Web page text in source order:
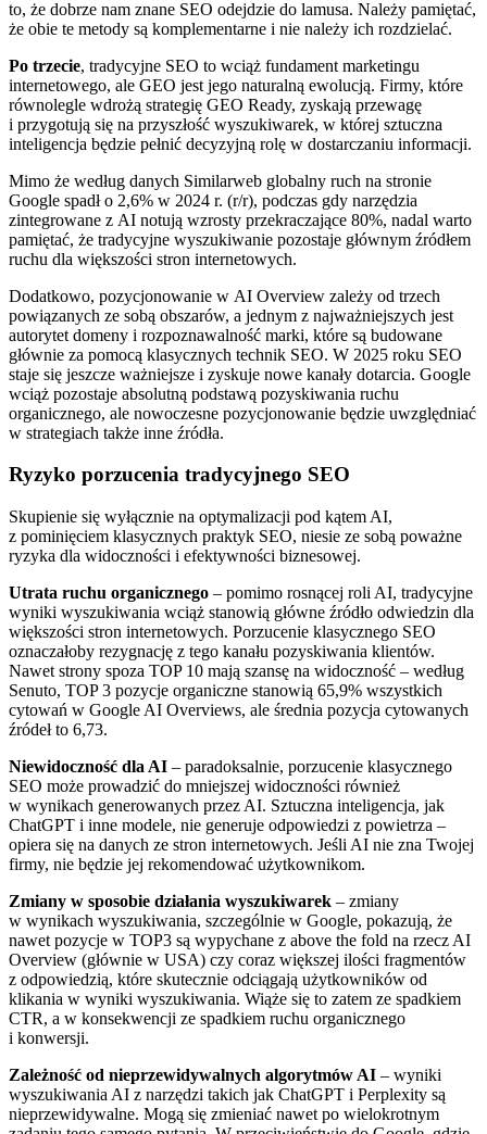
to, że dobrze nam znane SEO odejdzie do lamusa. Należy pamiętać,
że obie te metody są komplementarne i nie należy ich rozdzielać.
Po trzecie, tradycyjne SEO to wciąż fundament marketingu
internetowego, ale GEO jest jego naturalną ewolucją. Firmy, które
równolegle wdrożą strategię GEO Ready, zyskają przewagę
i przygotują się na przyszłość wyszukiwarek, w której sztuczna
inteligencja będzie pełnić decyzyjną rolę w dostarczaniu informacji.
Mimo że według danych Similarweb globalny ruch na stronie
Google spadł o 2,6% w 2024 r. (r/r), podczas gdy narzędzia
zintegrowane z AI notują wzrosty przekraczające 80%, nadal warto
pamiętać, że tradycyjne wyszukiwanie pozostaje głównym źródłem
ruchu dla większości stron internetowych.
Dodatkowo, pozycjonowanie w AI Overview zależy od trzech
powiązanych ze sobą obszarów, a jednym z najważniejszych jest
autorytet domeny i rozpoznawalność marki, które są budowane
głównie za pomocą klasycznych technik SEO. W 2025 roku SEO
staje się jeszcze ważniejsze i zyskuje nowe kanały dotarcia. Google
wciąż pozostaje absolutną podstawą pozyskiwania ruchu
organicznego, ale nowoczesne pozycjonowanie będzie uwzględniać
w strategiach także inne źródła.
Ryzyko porzucenia tradycyjnego SEO
Skupienie się wyłącznie na optymalizacji pod kątem AI,
z pominięciem klasycznych praktyk SEO, niesie ze sobą poważne
ryzyka dla widoczności i efektywności biznesowej.
Utrata ruchu organicznego – pomimo rosnącej roli AI, tradycyjne
wyniki wyszukiwania wciąż stanowią główne źródło odwiedzin dla
większości stron internetowych. Porzucenie klasycznego SEO
oznaczałoby rezygnację z tego kanału pozyskiwania klientów.
Nawet strony spoza TOP 10 mają szansę na widoczność – według
Senuto, TOP 3 pozycje organiczne stanowią 65,9% wszystkich
cytowań w Google AI Overviews, ale średnia pozycja cytowanych
źródeł to 6,73.
Niewidoczność dla AI – paradoksalnie, porzucenie klasycznego
SEO może prowadzić do mniejszej widoczności również
w wynikach generowanych przez AI. Sztuczna inteligencja, jak
ChatGPT i inne modele, nie generuje odpowiedzi z powietrza –
opiera się na danych ze stron internetowych. Jeśli AI nie zna Twojej
firmy, nie będzie jej rekomendować użytkownikom.
Zmiany w sposobie działania wyszukiwarek – zmiany
w wynikach wyszukiwania, szczególnie w Google, pokazują, że
nawet pozycje w TOP3 są wypychane z above the fold na rzecz AI
Overview (głównie w USA) czy coraz większej ilości fragmentów
z odpowiedzią, które skutecznie odciągają użytkowników od
klikania w wyniki wyszukiwania. Wiąże się to zatem ze spadkiem
CTR, a w konsekwencji ze spadkiem ruchu organicznego
i konwersji.
Zależność od nieprzewidywalnych algorytmów AI – wyniki
wyszukiwania AI z narzędzi takich jak ChatGPT i Perplexity są
nieprzewidywalne. Mogą się zmieniać nawet po wielokrotnym